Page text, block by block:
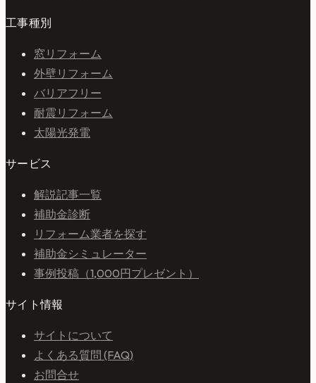
工事種別
窓リフォーム
外壁リフォーム
バリアフリー
耐震リフォーム
太陽光発電
サービス
解説記事一覧
補助金診断
リフォーム業者を探す
補助金シミュレーター
事例投稿（1,000円プレゼント）
サイト情報
サイトについて
よくある質問 (FAQ)
お問合せ